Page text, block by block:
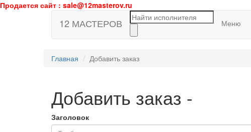
Продается сайт : sale@12masterov.ru
12 МАСТЕРОВ Меню
Главная Добавить заказ
Добавить заказ -
Заголовок